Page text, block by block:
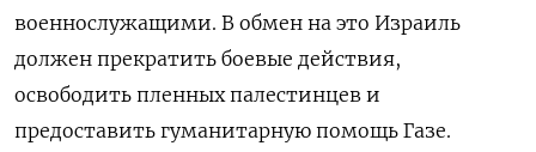
военнослужащими. В обмен на это Израиль
должен прекратить боевые действия,
освободить пленных палестинцев и
предоставить гуманитарную помощь Газе.